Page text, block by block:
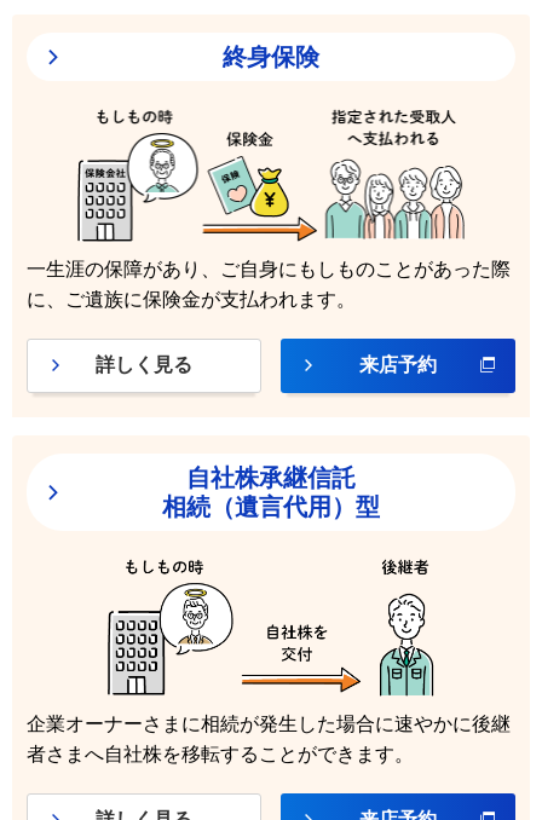
終身保険
一生涯の保障があり、ご自身にもしものことがあった際
に、ご遺族に保険金が支払われます。
詳しく見る 来店予約
自社株承継信託
相続（遺言代用）型
企業オーナーさまに相続が発生した場合に速やかに後継
者さまへ自社株を移転することができます。